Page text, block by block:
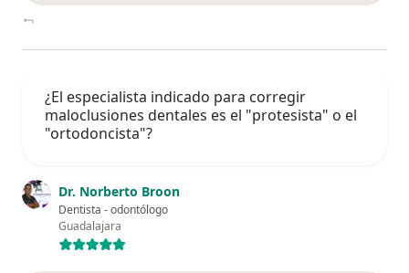
¿El especialista indicado para corregir
maloclusiones dentales es el "protesista" o el
"ortodoncista"?
Dr. Norberto Broon
Dentista - odontólogo
Guadalajara